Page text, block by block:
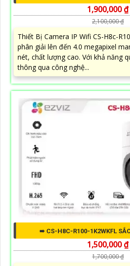
1,900,000 ₫
2,100,000 ₫
Thiết Bị Camera IP Wifi CS-H8c-
phân giải lên đến 4.0 megapixel
nét, chất lượng cao. Với khả năng
thông qua công nghệ...
➠ CS-H8C-R100-1K2WKFL
1,500,000 ₫
1,700,000 ₫